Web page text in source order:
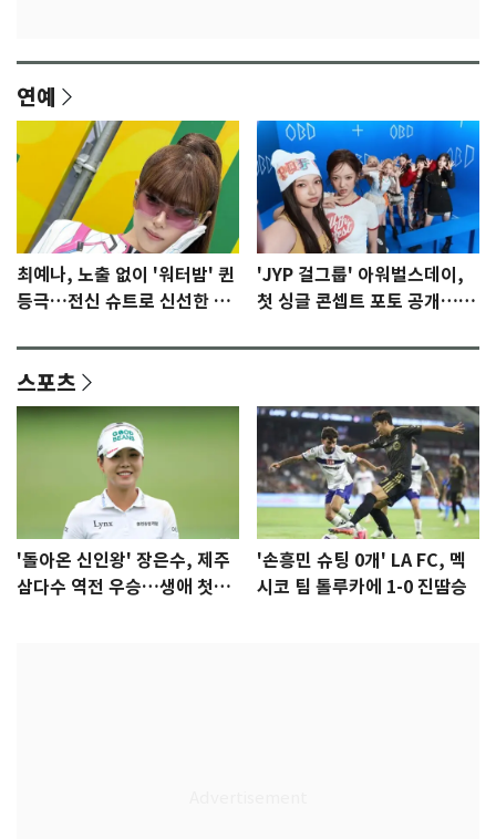
연예
최예나, 노출 없이 '워터밤' 퀸
등극…전신 슈트로 신선한 충
'JYP 걸그룹' 아워벌스데이,
첫 싱글 콘셉트 포토 공개…청
스포츠
'돌아온 신인왕' 장은수, 제주
삼다수 역전 우승…생애 첫승
'손흥민 슈팅 0개' LA FC, 멕
시코 팀 톨루카에 1-0 진땀승